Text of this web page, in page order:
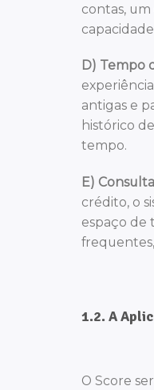
contas,
D) Tempo
antigas e
histórico
tempo.
E)
crédito, o
espaço de
1.2. A
O Score